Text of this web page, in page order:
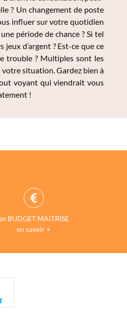
? Un changement de poste
influer sur votre quotidien
période de chance ? Si tel
d’argent ? Est-ce que ce
trouble ? Multiples sont les
situation. Gardez bien à
voyant qui viendrait vous
!
BUDGET MAITRISE
en savoir +